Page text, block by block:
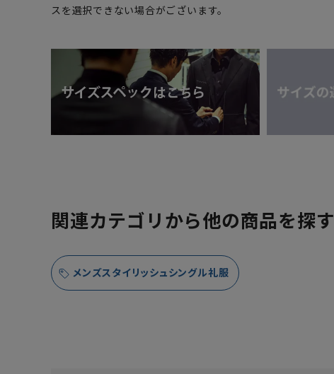
スを選択できない場合がございます。
関連カテゴリから他の商品を探す
メンズスタイリッシュシングル礼服